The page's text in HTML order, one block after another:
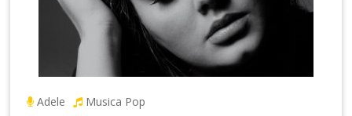
Adele Musica Pop